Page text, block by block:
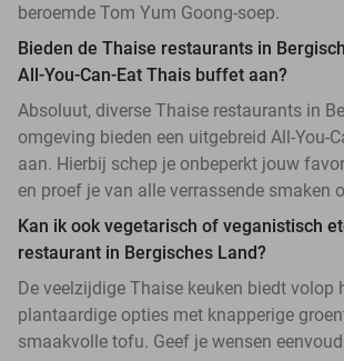
beroemde Tom Yum Goong-soep.
Bieden de Thaise restaurants in
All-You-Can-Eat Thais buffet aan?
Absoluut, diverse Thaise restaurants in
omgeving bieden een uitgebreid All-You-
aan. Hierbij schep je onbeperkt jouw
en proef je van alle verrassende smaken
Kan ik ook vegetarisch of veganistisch
restaurant in Bergisches Land?
De veelzijdige Thaise keuken biedt volop
plantaardige opties met knapperige
smaakvolle tofu. Geef je wensen